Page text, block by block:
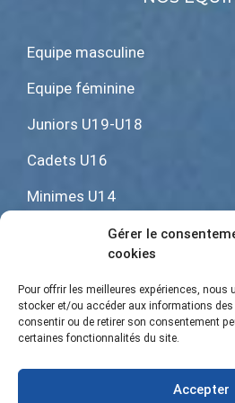
Gérer le
cookies
Pour offrir les meilleures expériences,
stocker et/ou accéder aux informations des
consentir ou de retirer son consentement
certaines fonctionnalités du site.
Accepter
Equipe masculine
Equipe féminine
Juniors U19-U18
Cadets U16
Minimes U14
Benjamins U12
Jeunes pousses
Baby rugby U6